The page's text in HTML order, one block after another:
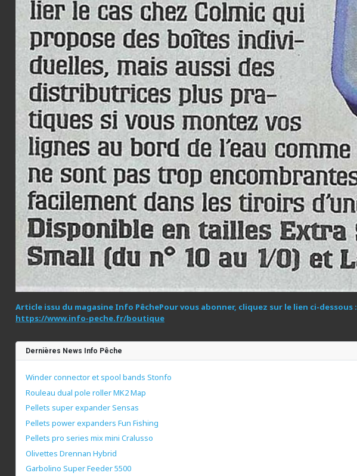
Article issu du magasine Info PêchePour vous abonner, cliquez sur le lien ci-dessous :
https://www.info-peche.fr/boutique
Dernières News Info Pêche
Winder connector et spool bands Stonfo
Rouleau dual pole roller MK2 Map
Pellets super expander Sensas
Pellets power expanders Fun Fishing
Pellets pro series mix mini Cralusso
Olivettes Drennan Hybrid
Garbolino Super Feeder 5500